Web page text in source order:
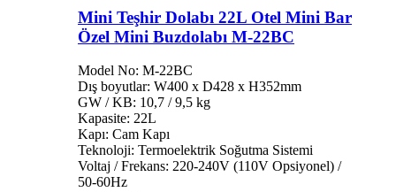
Mini Teşhir Dolabı 22L Otel Mini Bar
Özel Mini Buzdolabı M-22BC
Model No: M-22BC
Dış boyutlar: W400 x D428 x H352mm
GW / KB: 10,7 / 9,5 kg
Kapasite: 22L
Kapı: Cam Kapı
Teknoloji: Termoelektrik Soğutma Sistemi
Voltaj / Frekans: 220-240V (110V Opsiyonel) /
50-60Hz